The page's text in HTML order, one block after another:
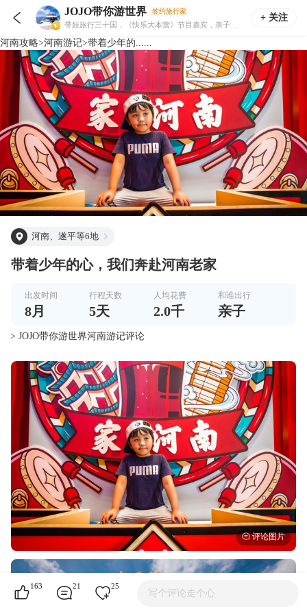
 JOJO带你游世界 签约旅行家
+ 关注
河南攻略>河南游记>带着少年的......
河南、遂平等6地
带着少年的心，我们奔赴河南老家
出发时间
8月
行程天数
5天
人均花费
2.0千
和谁出行
亲子
> JOJO带你游世界河南游记评论
163 21 25
写个评论走个心